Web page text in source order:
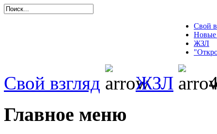
Свой
Новые
ЖЗЛ
Свой взгляд ЖЗЛ
Главное меню